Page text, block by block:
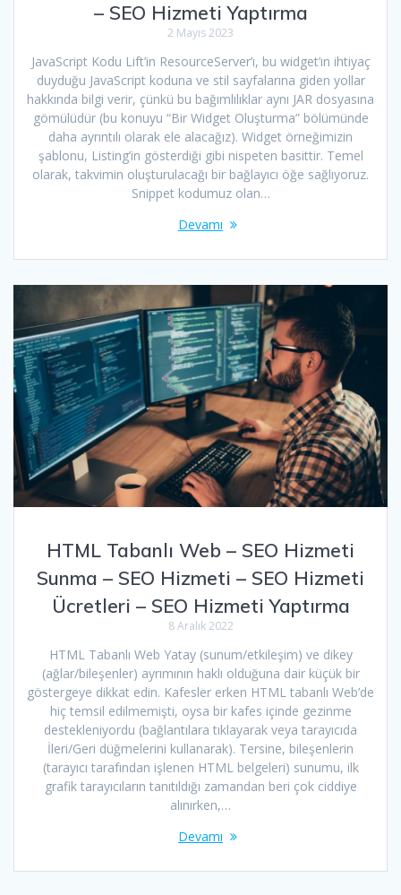
– SEO Hizmeti Yaptırma
2 Mayıs 2023
JavaScript Kodu Lift’in ResourceServer’ı, bu widget’ın ihtiyaç
duyduğu JavaScript koduna ve stil sayfalarına giden yollar
hakkında bilgi verir, çünkü bu bağımlılıklar aynı JAR dosyasına
gömülüdür (bu konuyu “Bir Widget Oluşturma” bölümünde
daha ayrıntılı olarak ele alacağız). Widget örneğimizin
şablonu, Listing’in gösterdiği gibi nispeten basittir. Temel
olarak, takvimin oluşturulacağı bir bağlayıcı öğe sağlıyoruz.
Snippet kodumuz olan…
Devamı
HTML Tabanlı Web – SEO Hizmeti
Sunma – SEO Hizmeti – SEO Hizmeti
Ücretleri – SEO Hizmeti Yaptırma
8 Aralık 2022
HTML Tabanlı Web Yatay (sunum/etkileşim) ve dikey
(ağlar/bileşenler) ayrımının haklı olduğuna dair küçük bir
göstergeye dikkat edin. Kafesler erken HTML tabanlı Web’de
hiç temsil edilmemişti, oysa bir kafes içinde gezinme
destekleniyordu (bağlantılara tıklayarak veya tarayıcıda
İleri/Geri düğmelerini kullanarak). Tersine, bileşenlerin
(tarayıcı tarafından işlenen HTML belgeleri) sunumu, ilk
grafik tarayıcıların tanıtıldığı zamandan beri çok ciddiye
alınırken,…
Devamı